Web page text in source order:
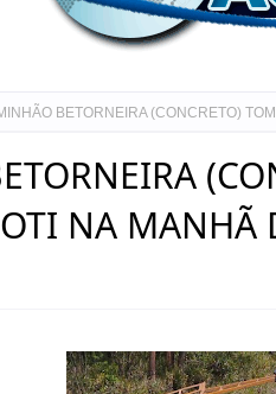
BETORNEIRA (CONCRETO)
NA MANHÃ